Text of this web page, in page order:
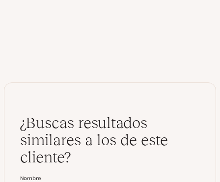
¿Buscas resultados
similares a los de este
cliente?
Nombre